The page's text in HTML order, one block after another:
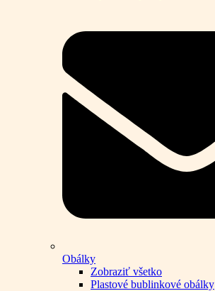
Obálky
Zobraziť všetko
Plastové bublinkové obálky